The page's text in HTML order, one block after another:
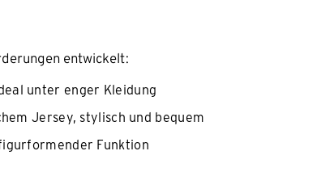
entwickelt:
unter enger Kleidung
Jersey, stylisch und bequem
Funktion